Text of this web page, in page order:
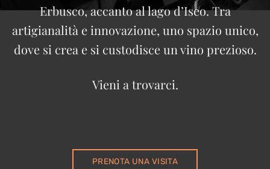
Erbusco, accanto al lago d’Iseo. Tra
artigianalità e innovazione, uno spazio unico,
dove si crea e si custodisce un vino prezioso.
Vieni a trovarci.
PRENOTA UNA VISITA